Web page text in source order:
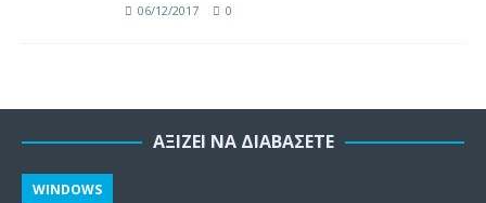
06/12/2017 0
ΑΞΊΖΕΙ ΝΑ ΔΙΑΒΆΣΕΤΕ
WINDOWS